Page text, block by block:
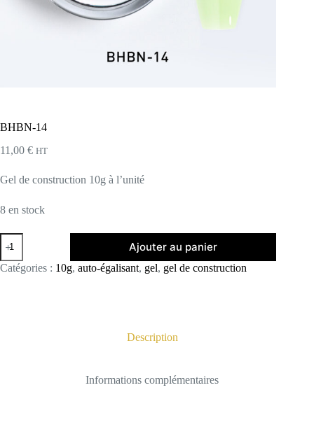
BHBN-14
11,00 € HT
Gel de construction 10g à l’unité
8 en stock
quantité
de
BHBN-
14
Ajouter au panier
Catégories : 10g, auto-égalisant, gel, gel de construction
Description
Informations complémentaires